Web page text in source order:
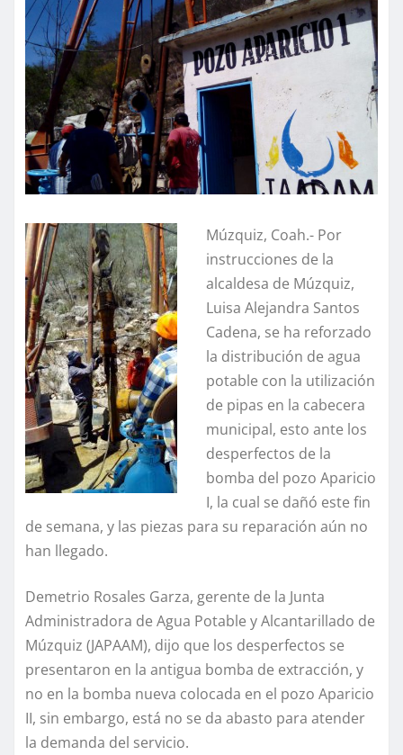
Múzquiz, Coah.- Por
instrucciones de la
alcaldesa de Múzquiz,
Luisa Alejandra Santos
Cadena, se ha reforzado
la distribución de agua
potable con la utilización
de pipas en la cabecera
municipal, esto ante los
desperfectos de la
bomba del pozo Aparicio
I, la cual se dañó este fin
de semana, y las piezas para su reparación aún no
han llegado.
Demetrio Rosales Garza, gerente de la Junta
Administradora de Agua Potable y Alcantarillado de
Múzquiz (JAPAAM), dijo que los desperfectos se
presentaron en la antigua bomba de extracción, y
no en la bomba nueva colocada en el pozo Aparicio
II, sin embargo, está no se da abasto para atender
la demanda del servicio.